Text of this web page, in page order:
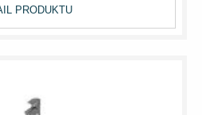
PRODUKTU